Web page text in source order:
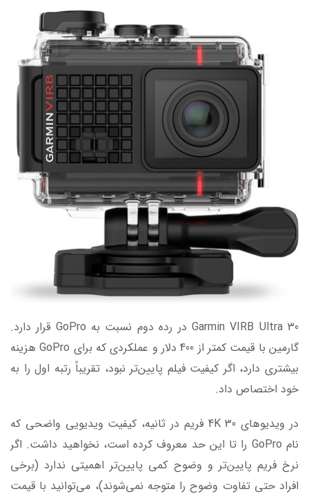
Garmin VIRB Ultra 30 در رده دوم نسبت به GoPro قرار دارد.
گارمین با قیمت کمتر از 400 دلار و عملکردی که برای GoPro هزینه
بیشتری دارد، اگر کیفیت فیلم پایین‌تر نبود، تقریباً رتبه اول را به
خود اختصاص داد.
در ویدیوهای 4K 30 فریم در ثانیه، کیفیت ویدیویی واضحی که
نام GoPro را تا این حد معروف کرده است، نخواهید داشت. اگر
نرخ فریم پایین‌تر و وضوح کمی پایین‌تر اهمیتی ندارد (برخی
افراد حتی تفاوت وضوح را متوجه نمی‌شوند)، می‌توانید با قیمت